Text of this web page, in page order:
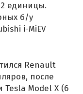
единицы.
б/у
i-MiEV
Renault
после
Tesla Model X (6